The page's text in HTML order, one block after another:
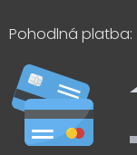
Pohodlná platba: